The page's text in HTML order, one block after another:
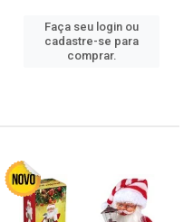
Faça seu login ou
cadastre-se para
comprar.